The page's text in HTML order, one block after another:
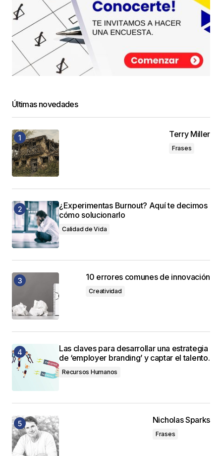
Últimas novedades
Terry Miller
Frases
¿Experimentas Burnout? Aquí te decimos
cómo solucionarlo
Calidad de Vida
10 errores comunes de innovación
Creatividad
Las claves para desarrollar una estrategia
de ‘employer branding’ y captar el talento.
Recursos Humanos
Nicholas Sparks
Frases